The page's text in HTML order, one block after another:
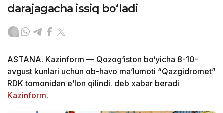
darajagacha issiq bo‘ladi
ASTANA. Kazinform — Qozog‘iston bo‘yicha 8-10-
avgust kunlari uchun ob-havo ma’lumoti “Qazgidromet”
RDK tomonidan e’lon qilindi, deb xabar beradi
Kazinform.